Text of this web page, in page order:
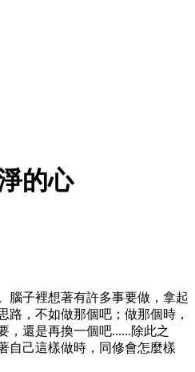
的心
腦子裡想著有許多事要做，拿起
路，不如做那個吧；做那個時，
，還是再換一個吧......除此之
自己這樣做時，同修會怎麼樣